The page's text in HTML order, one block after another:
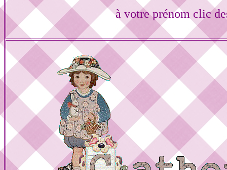
à votre prénom clic